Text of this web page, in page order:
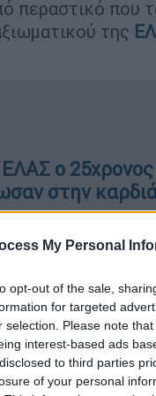
My Personal
opt-out of the sale,
for targeted
selection. Please note
interest-based ads
to third parties
of your personal
περαστικό που
της
ο
στην
την ΕΡΤ,
το σπίτι του
να δει τι είχε